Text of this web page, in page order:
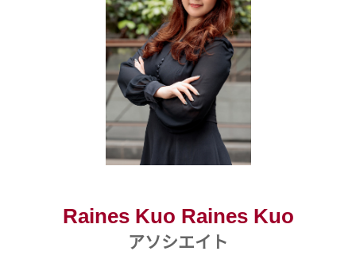
Raines Kuo Raines Kuo
アソシエイト